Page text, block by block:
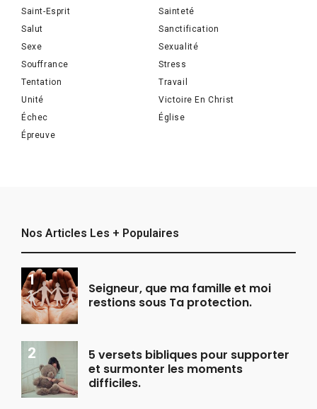
Saint-Esprit
Sainteté
Salut
Sanctification
Sexe
Sexualité
Souffrance
Stress
Tentation
Travail
Unité
Victoire En Christ
Échec
Église
Épreuve
Nos Articles Les + Populaires
Seigneur, que ma famille et moi
restions sous Ta protection.
5 versets bibliques pour supporter
et surmonter les moments
difficiles.